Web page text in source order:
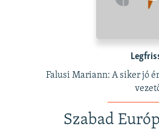
Falusi Mariann: A siker jó
Szabad